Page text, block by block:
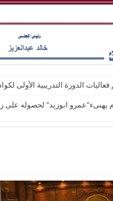
فعاليات الدورة التدريبية الأولى
يهنىء"عمرو ابوزيد" لحصوله على